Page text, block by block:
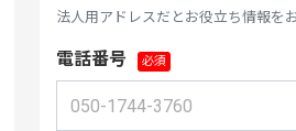
法人用アドレスだとお役立ち情報を
電話番号